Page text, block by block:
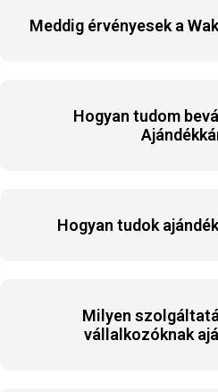
Meddig érvényesek a
Hogyan tudom
Hogyan tudok
Milyen
vállalkozóknak